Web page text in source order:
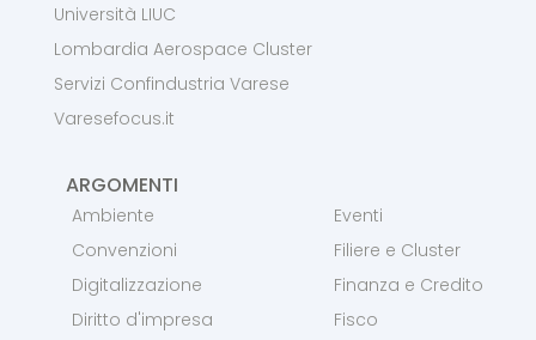
Università LIUC
Lombardia Aerospace Cluster
Servizi Confindustria Varese
Varesefocus.it
ARGOMENTI
Ambiente
Convenzioni
Digitalizzazione
Diritto d'impresa
Eventi
Filiere e Cluster
Finanza e Credito
Fisco